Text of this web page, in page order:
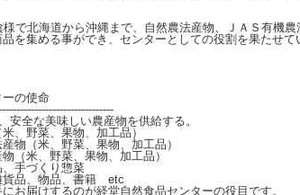
様で北海道から沖縄まで、自然農法産物、ＪＡＳ有機
を集める事ができ、センターとしての役割を果たせ
の使命
安全な美味しい農産物を供給する。
、野菜、果物、加工品）
物（米、野菜、果物、加工品）
（米、野菜、果物、加工品）
手づくり惣菜
貨品、物品、書籍 etc
お届けするのが経堂自然食品センターの役目です。